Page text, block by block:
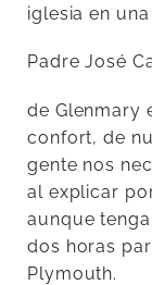
iglesia en
Padre José
de Glenmary
confort, de
gente nos
al explicar
aunque
dos horas
Plymouth.